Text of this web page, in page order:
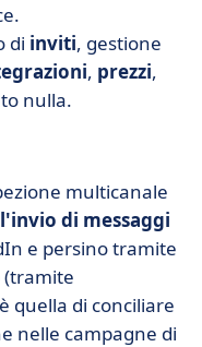
di inviti, gestione
, prezzi,
nulla.
multicanale
di messaggi
e persino tramite
(tramite
quella di conciliare
nelle campagne di